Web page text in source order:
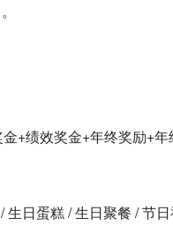
+绩效奖金+年终奖励+
日蛋糕 / 生日聚餐 / 节